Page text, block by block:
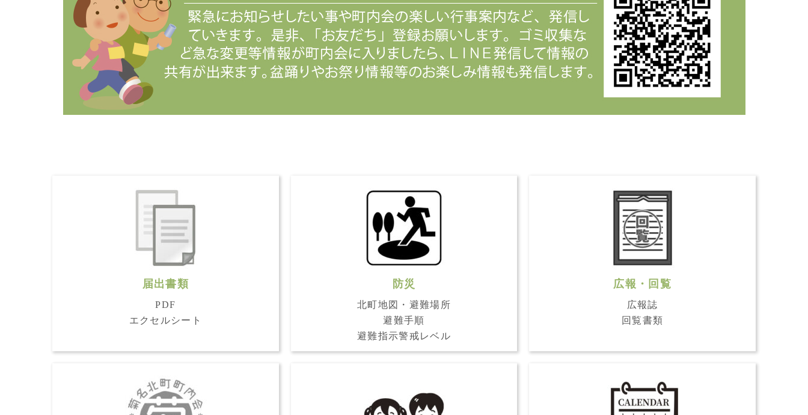
届出書類
PDF
エクセルシート
防災
北町地図・避難場所
避難手順
避難指示警戒レベル
広報・回覧
広報誌
回覧書類